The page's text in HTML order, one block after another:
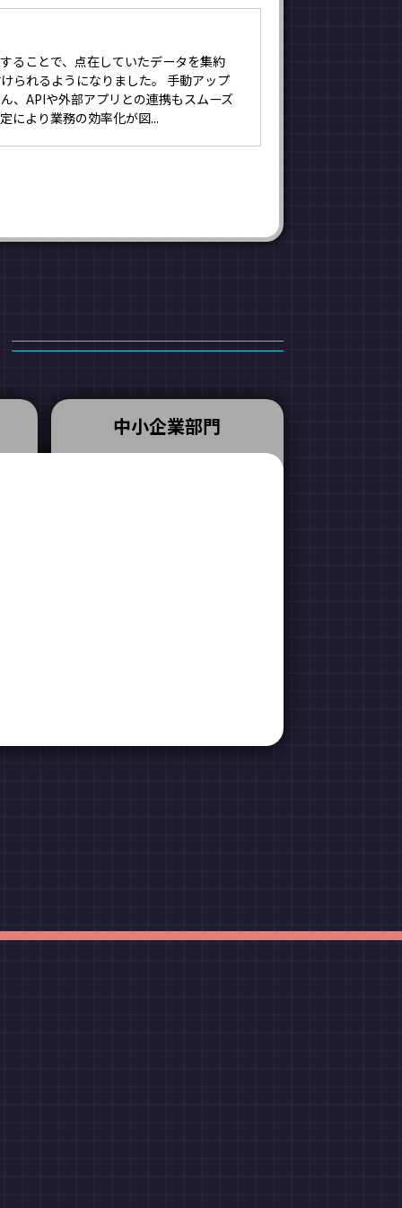
ることで、点在していたデータを集約
られるようになりました。 手動アップ
、APIや外部アプリとの連携もスムーズ
により業務の効率化が図...
中小企業部門